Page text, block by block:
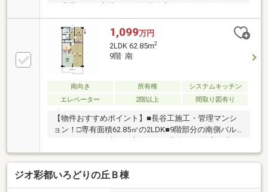
て世帯には好立地！！ 価格改定
1,099万円
2LDK 62.85m2
9階 南
南向き 所有権
システムキッチン
エレベーター
2階以上 間取り図有り
【物件おすすめポイント】■長谷工施工・管理マンシ
ョン！□専有面積62.85㎡の2LDK■9階部分の南側バル
コニーにつき日当たり良好！□平成8年5月(洋室、廊
下、LDフローリング張替)■平成13年12月(浴室、シス
テムキッチン入替)□平成19年12月(電気温水器取替)
【周辺施設】◇セブンイレブン茨木豊原町店 徒歩3
分(約206m)◆マクドナルド茨木藤の里エディオン店
ジオ彩都いろどりの丘Ｂ棟